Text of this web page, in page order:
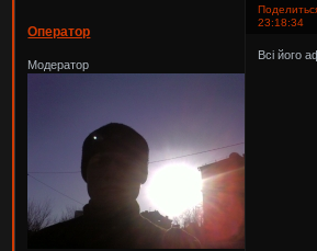
23:18:34
Оператор
Модератор
Всі його